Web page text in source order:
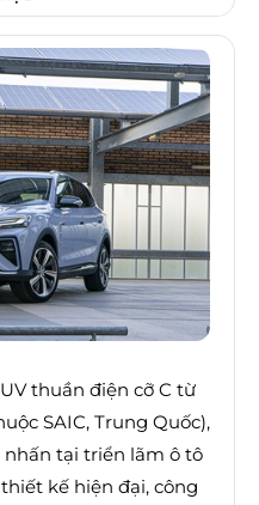
thuần điện cỡ C từ
SAIC, Trung Quốc),
tại triển lãm ô tô
kế hiện đại, công